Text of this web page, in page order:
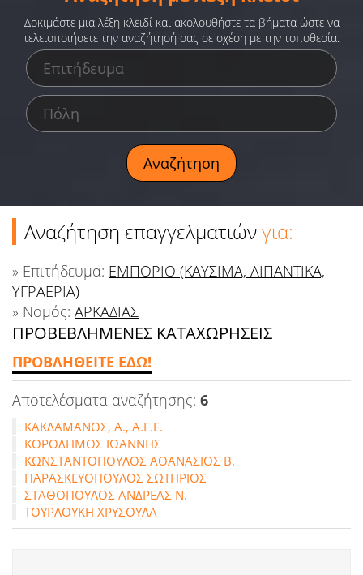
Ειδήσεις
Παιχνίδια
Ραδιόφωνο
Ταινίες
Δοκιμάστε μια λέξη κλειδί και ακολουθήστε τα βήματα ώστε να
τελειοποιήσετε την αναζήτησή σας σε σχέση με την τοποθεσία.
Αναζήτηση επαγγελματιώνγια:
» Επιτήδευμα: ΕΜΠΟΡΙΟ (ΚΑΥΣΙΜΑ, ΛΙΠΑΝΤΙΚΑ,
ΥΓΡΑΕΡΙΑ)
» Νομός: ΑΡΚΑΔΙΑΣ
ΠΡΟΒΕΒΛΗΜΕΝΕΣ ΚΑΤΑΧΩΡΗΣΕΙΣ
ΠΡΟΒΛΗΘΕΙΤΕ ΕΔΩ!
Αποτελέσματα αναζήτησης: 6
ΚΑΚΛΑΜΑΝΟΣ, Α., Α.Ε.Ε.
ΚΟΡΟΔΗΜΟΣ ΙΩΑΝΝΗΣ
ΚΩΝΣΤΑΝΤΟΠΟΥΛΟΣ ΑΘΑΝΑΣΙΟΣ Β.
ΠΑΡΑΣΚΕΥΟΠΟΥΛΟΣ ΣΩΤΗΡΙΟΣ
ΣΤΑΘΟΠΟΥΛΟΣ ΑΝΔΡΕΑΣ Ν.
ΤΟΥΡΛΟΥΚΗ ΧΡΥΣΟΥΛΑ